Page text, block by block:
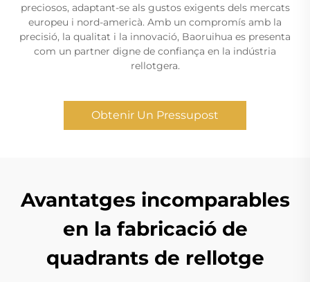
preciosos, adaptant-se als gustos exigents dels mercats
europeu i nord-americà. Amb un compromís amb la
precisió, la qualitat i la innovació, Baoruihua es presenta
com un partner digne de confiança en la indústria
rellotgera.
Obtenir Un Pressupost
Avantatges incomparables
en la fabricació de
quadrants de rellotge